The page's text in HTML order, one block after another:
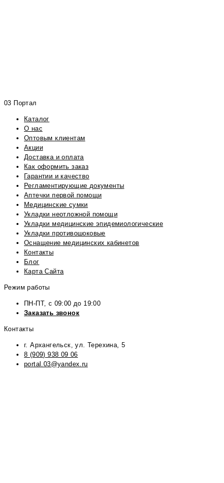
03 Портал
Каталог
О нас
Оптовым клиентам
Акции
Доставка и оплата
Как оформить заказ
Гарантии и качество
Регламентирующие документы
Аптечки первой помощи
Медицинские сумки
Укладки неотложной помощи
Укладки медицинские эпидемиологические
Укладки противошоковые
Оснащение медицинских кабинетов
Контакты
Блог
Карта Сайта
Режим работы
ПН-ПТ, с 09:00 до 19:00
Заказать звонок
Контакты
г. Архангельск, ул. Терехина, 5
8 (909) 938 09 06
portal.03@yandex.ru